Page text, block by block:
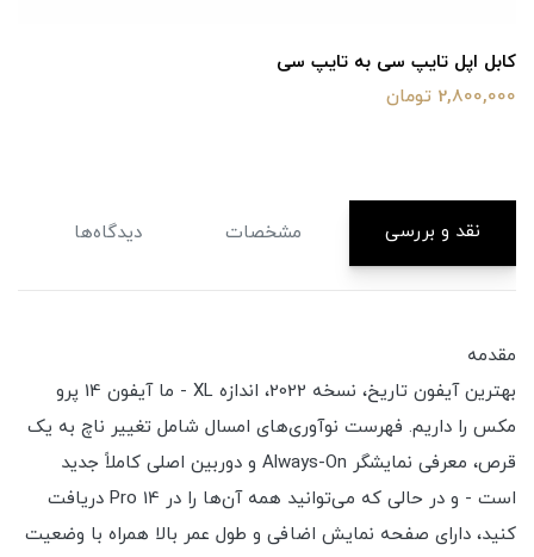
آداپتور 40 وات گارانتی شرکتی
8,000,000 تومان
نقد و بررسی مشخصات دیدگاه‌ها
مقدمه
بهترین آیفون تاریخ، نسخه 2022، اندازه XL - ما آیفون 14 پرو
مکس را داریم. فهرست نوآوری‌های امسال شامل تغییر ناچ به یک
قرص، معرفی نمایشگر Always-On و دوربین اصلی کاملاً جدید
است - و در حالی که می‌توانید همه آن‌ها را در 14 Pro دریافت
کنید، دارای صفحه نمایش اضافی و طول عمر بالا همراه با وضعیت